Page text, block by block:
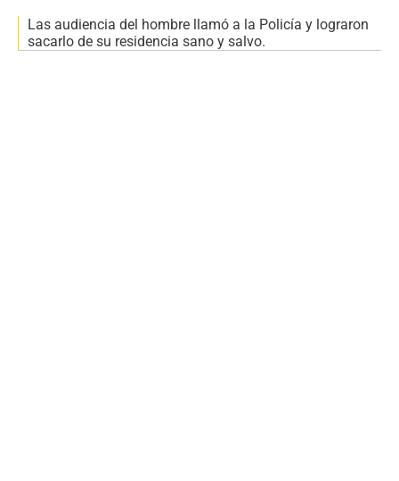
Las audiencia del hombre llamó a la Policía y lograron
sacarlo de su residencia sano y salvo.